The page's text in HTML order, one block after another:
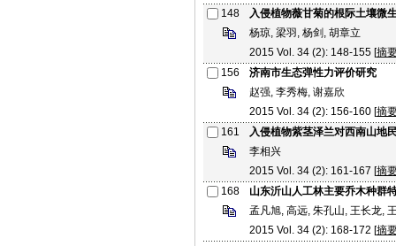
148
入侵植物薇甘菊的根际土壤微
杨琼, 梁羽, 杨剑, 胡章立
2015 Vol. 34 (2): 148-155 [摘
156
济南市生态弹性力评价研究
赵强, 李秀梅, 谢嘉欣
2015 Vol. 34 (2): 156-160 [摘
161
入侵植物紫茎泽兰对西南山地
李相兴
2015 Vol. 34 (2): 161-167 [摘
168
山东沂山人工林主要乔木种群
孟凡旭, 高远, 朱孔山, 王长龙,
2015 Vol. 34 (2): 168-172 [摘